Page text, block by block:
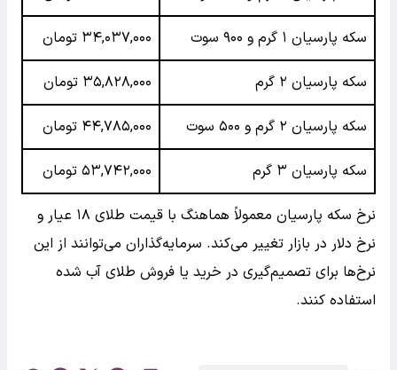
سکه پارسیان ۱ گرم و ۹۰۰ سوت ۳۴,۰۳۷,۰۰۰ تومان
سکه پارسیان ۲ گرم ۳۵,۸۲۸,۰۰۰ تومان
سکه پارسیان ۲ گرم و ۵۰۰ سوت ۴۴,۷۸۵,۰۰۰ تومان
سکه پارسیان ۳ گرم ۵۳,۷۴۲,۰۰۰ تومان
نرخ سکه پارسیان معمولاً هماهنگ با قیمت طلای ۱۸ عیار و
نرخ دلار در بازار تغییر می‌کند. سرمایه‌گذاران می‌توانند از این
نرخ‌ها برای تصمیم‌گیری در خرید یا فروش طلای آب شده
استفاده کنند.